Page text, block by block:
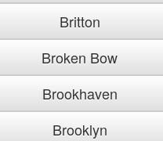
Britton
Broken Bow
Brookhaven
Brooklyn